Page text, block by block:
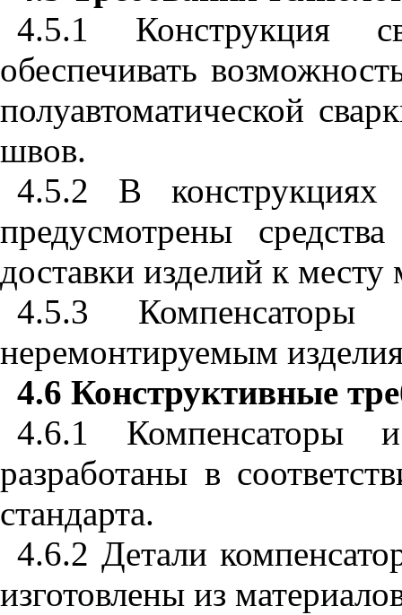
4.5.1 Конструкция
обеспечивать
полуавтоматической
швов.
4.5.2 В конструкциях
предусмотрены
доставки изделий к
4.5.3
неремонтируемым
4.6 Конструктивные
4.6.1 Компенсаторы
разработаны в
стандарта.
4.6.2 Детали
изготовлены из